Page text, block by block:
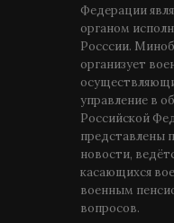
Федерации
органом
Росссии.
организует
управление в
Российской
представлены
новости,
касающихся
военным
вопросов.